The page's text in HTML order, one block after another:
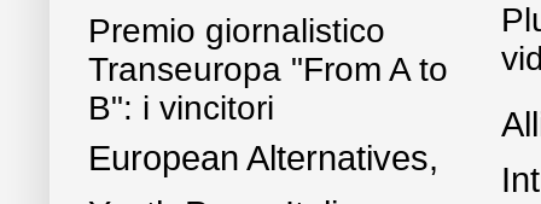
Premio giornalistico
Transeuropa "From A to
B": i vincitori
European Alternatives,